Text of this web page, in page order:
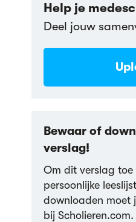
Help je
Deel jouw
Bewaar of
verslag!
Om dit verslag
persoonlijke
downloaden moet
bij Scholieren.com.